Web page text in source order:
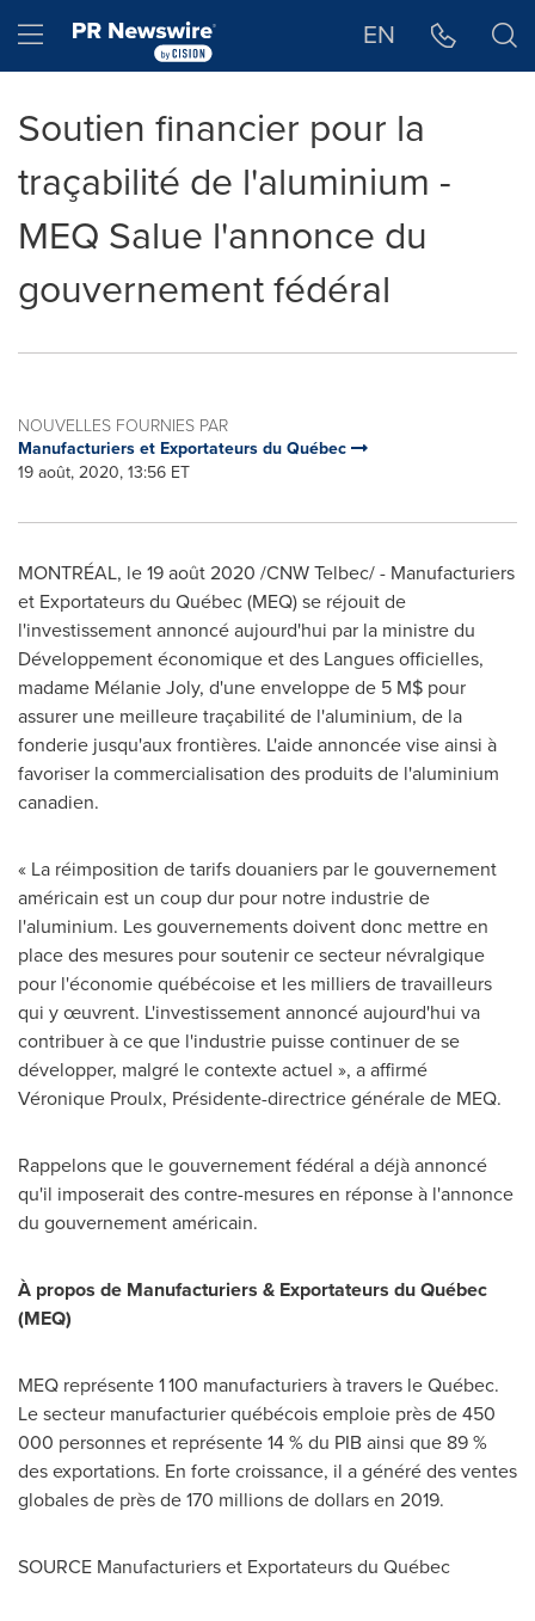
Hamburger menu EN
Soutien financier pour la
traçabilité de l'aluminium -
MEQ Salue l'annonce du
gouvernement fédéral
NOUVELLES FOURNIES PAR
Manufacturiers et Exportateurs du Québec
19 août, 2020, 13:56 ET
MONTRÉAL, le 19 août 2020 /CNW Telbec/ - Manufacturiers
et Exportateurs du Québec (MEQ) se réjouit de
l'investissement annoncé aujourd'hui par la ministre du
Développement économique et des Langues officielles,
madame MélanieJoly, d'une enveloppe de 5 M$ pour
assurer une meilleure traçabilité de l'aluminium, de la
fonderie jusqu'aux frontières. L'aide annoncée vise ainsi à
favoriser la commercialisation des produits de l'aluminium
canadien.
« La réimposition de tarifs douaniers par le gouvernement
américain est un coup dur pour notre industrie de
l'aluminium. Les gouvernements doivent donc mettre en
place des mesures pour soutenir ce secteur névralgique
pour l'économie québécoise et les milliers de travailleurs
qui y œuvrent. L'investissement annoncé aujourd'hui va
contribuer à ce que l'industrie puisse continuer de se
développer, malgré le contexte actuel », a affirmé
Véronique Proulx, Présidente-directrice générale de MEQ.
Rappelons que le gouvernement fédéral a déjà annoncé
qu'il imposerait des contre-mesures en réponse à l'annonce
du gouvernement américain.
À propos de Manufacturiers & Exportateurs du Québec
(MEQ)
MEQ représente 1 100 manufacturiers à travers le Québec.
Le secteur manufacturier québécois emploie près de 450
000 personnes et représente 14 % du PIB ainsi que 89 %
des exportations. En forte croissance, il a généré des ventes
globales de près de 170 millions de dollars en 2019.
SOURCE Manufacturiers et Exportateurs du Québec